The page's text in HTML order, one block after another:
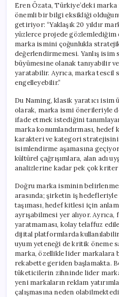
Eren Özata, Türkiye’deki
önemli bir bilgi eksikliği
getiriyor: “Yaklaşık 20 yıldır
yüzlerce projede
marka ismini çoğunlukla
değerlendirmemesi. Yanlış isim
büyümesine olanak tanıyabilir
yaratabilir. Ayrıca, marka tescil
engelleyebilir.”
Du Naming, klasik yaratıcı
olarak, marka ismi önerileriyle
ifade etmek istediğini
marka konumlandırması,
karakteri ve kategori
isimlendirme aşamasına
kültürel çağrışımlara, alan adı
analizlerine kadar pek çok kriter
Doğru marka isminin
arasında; şirketin iş
taşıması, hedef kitlesi için
ayrışabilmesi yer alıyor.
yaratmaması, kolay telaffuz
dijital platformlarda
uyum yeteneği de kritik öneme
marka, özellikle lider markalara
rekabette geriden başlamakta.
tüketicilerin zihninde lider
yeni markaların reklam
çalışmasına neden